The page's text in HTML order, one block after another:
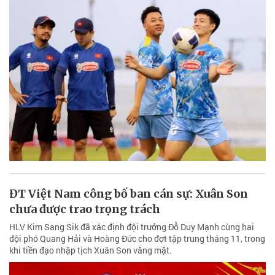
ĐT Việt Nam công bố ban cán sự: Xuân Son
chưa được trao trọng trách
HLV Kim Sang Sik đã xác định đội trưởng Đỗ Duy Mạnh cùng hai
đội phó Quang Hải và Hoàng Đức cho đợt tập trung tháng 11, trong
khi tiền đạo nhập tịch Xuân Son vắng mặt.